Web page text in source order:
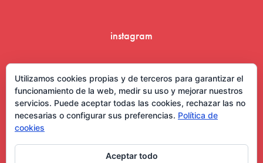
instagram
Utilizamos cookies propias y de terceros para garantizar el
funcionamiento de la web, medir su uso y mejorar nuestros
servicios. Puede aceptar todas las cookies, rechazar las no
necesarias o configurar sus preferencias. Política de
cookies
Aceptar todo